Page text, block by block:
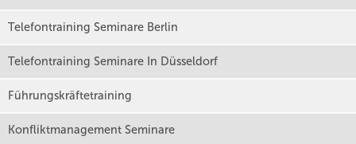
Telefontraining Seminare Berlin
Telefontraining Seminare In Düsseldorf
Führungskräftetraining
Konfliktmanagement Seminare